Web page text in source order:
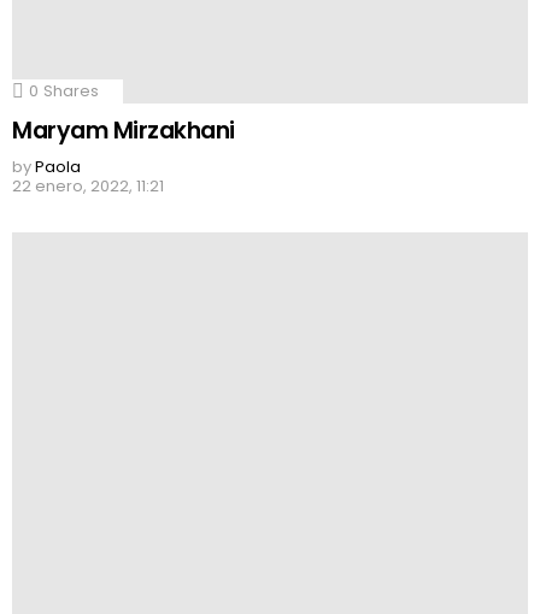
0 Shares
Maryam Mirzakhani
byPaola
22 enero, 2022, 11:21